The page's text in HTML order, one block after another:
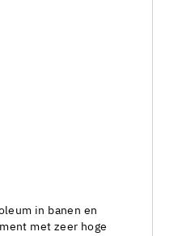
in banen en
met zeer hoge